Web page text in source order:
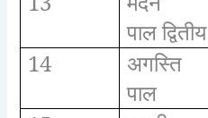
पाल द्वितीय
14
अगस्ति
पाल